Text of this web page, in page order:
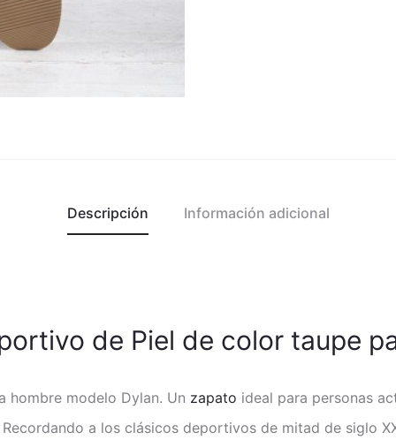
Descripción Información adicional
de Piel de color taupe
modelo Dylan. Un zapato ideal para personas
a los clásicos deportivos de mitad de siglo